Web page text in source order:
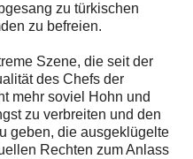
zu türkischen
zu befreien.
Szene, die seit der
des Chefs der
mehr soviel Hohn und
zu verbreiten und den
geben, die ausgeklügelte
Rechten zum Anlass